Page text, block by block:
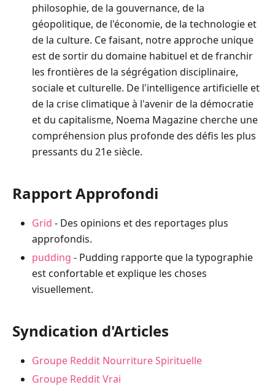
philosophie, de la gouvernance, de la
géopolitique, de l'économie, de la technologie et
de la culture. Ce faisant, notre approche unique
est de sortir du domaine habituel et de franchir
les frontières de la ségrégation disciplinaire,
sociale et culturelle. De l'intelligence artificielle et
de la crise climatique à l'avenir de la démocratie
et du capitalisme, Noema Magazine cherche une
compréhension plus profonde des défis les plus
pressants du 21e siècle.
Rapport Approfondi
Grid - Des opinions et des reportages plus
approfondis.
pudding - Pudding rapporte que la typographie
est confortable et explique les choses
visuellement.
Syndication d'Articles
Groupe Reddit Nourriture Spirituelle
Groupe Reddit Vrai